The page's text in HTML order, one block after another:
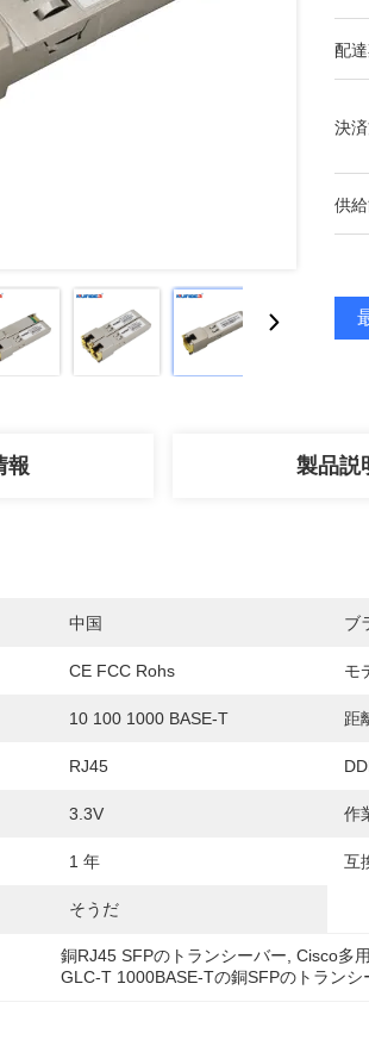
配
決
供
報 製品説
中国 ブ
CE FCC Rohs モ
10 100 1000 BASE-T 距
RJ45
3.3V 作
1 年 互
そうだ
銅RJ45 SFPのトランシーバー , Cisco多
GLC-T 1000BASE-Tの銅SFPのトランシ